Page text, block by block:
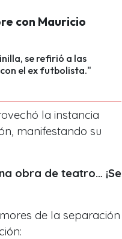
con Mauricio
se refirió a las
el ex futbolista."
la instancia
manifestando su
obra de teatro… ¡Se
de la separación